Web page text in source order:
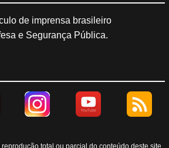
de imprensa brasileiro
e Segurança Pública.
total ou parcial do conteúdo deste site,